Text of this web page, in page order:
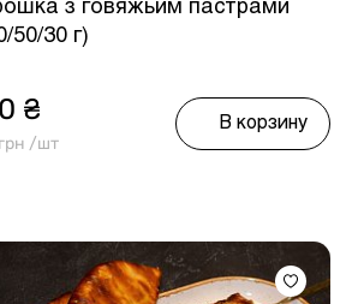
з говяжьим пастрами
50/30 г)
₴
/шт
В корзину